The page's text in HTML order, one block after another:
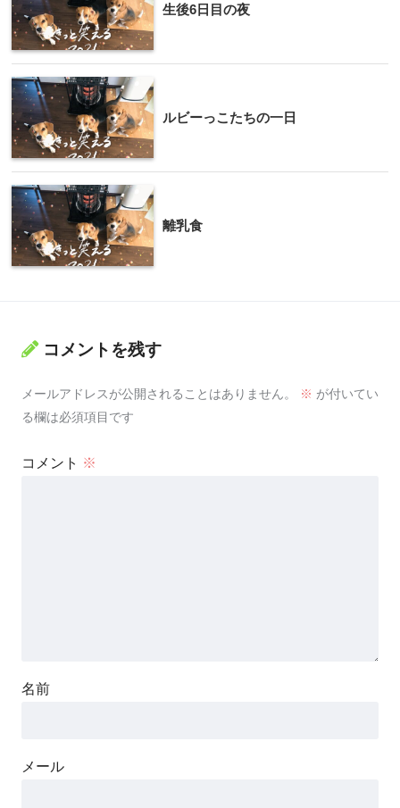
生後6日目の夜
ルビーっこたちの一日
離乳食
コメントを残す
メールアドレスが公開されることはありません。 ※ が付いてい
る欄は必須項目です
コメント ※
名前
メール